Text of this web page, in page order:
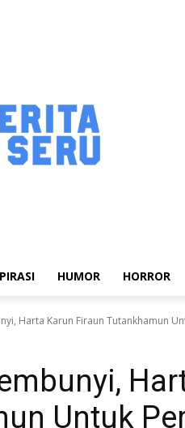
HUMOR HORROR
Harta Karun Firaun Tutankhamun
Untuk